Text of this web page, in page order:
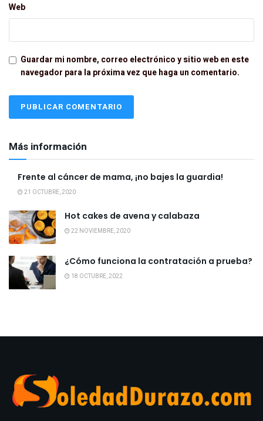
Web
Guardar mi nombre, correo electrónico y sitio web en este
navegador para la próxima vez que haga un comentario.
Más información
Frente al cáncer de mama, ¡no bajes la guardia!
21 OCTUBRE, 2020
Hot cakes de avena y calabaza
22 NOVIEMBRE, 2020
¿Cómo funciona la contratación a prueba?
18 OCTUBRE, 2022